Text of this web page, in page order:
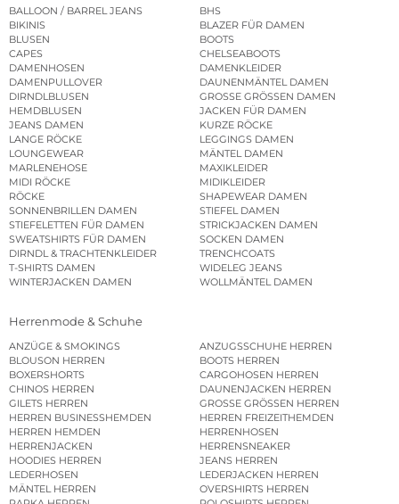
BALLOON / BARREL JEANS
BHS
BIKINIS
BLAZER FÜR DAMEN
BLUSEN
BOOTS
CAPES
CHELSEABOOTS
DAMENHOSEN
DAMENKLEIDER
DAMENPULLOVER
DAUNENMÄNTEL DAMEN
DIRNDLBLUSEN
GROSSE GRÖSSEN DAMEN
HEMDBLUSEN
JACKEN FÜR DAMEN
JEANS DAMEN
KURZE RÖCKE
LANGE RÖCKE
LEGGINGS DAMEN
LOUNGEWEAR
MÄNTEL DAMEN
MARLENEHOSE
MAXIKLEIDER
MIDI RÖCKE
MIDIKLEIDER
RÖCKE
SHAPEWEAR DAMEN
SONNENBRILLEN DAMEN
STIEFEL DAMEN
STIEFELETTEN FÜR DAMEN
STRICKJACKEN DAMEN
SWEATSHIRTS FÜR DAMEN
SOCKEN DAMEN
DIRNDL & TRACHTENKLEIDER
TRENCHCOATS
T-SHIRTS DAMEN
WIDELEG JEANS
WINTERJACKEN DAMEN
WOLLMÄNTEL DAMEN
Herrenmode & Schuhe
ANZÜGE & SMOKINGS
ANZUGSSCHUHE HERREN
BLOUSON HERREN
BOOTS HERREN
BOXERSHORTS
CARGOHOSEN HERREN
CHINOS HERREN
DAUNENJACKEN HERREN
GILETS HERREN
GROSSE GRÖSSEN HERREN
HERREN BUSINESSHEMDEN
HERREN FREIZEITHEMDEN
HERREN HEMDEN
HERRENHOSEN
HERRENJACKEN
HERRENSNEAKER
HOODIES HERREN
JEANS HERREN
LEDERHOSEN
LEDERJACKEN HERREN
MÄNTEL HERREN
OVERSHIRTS HERREN